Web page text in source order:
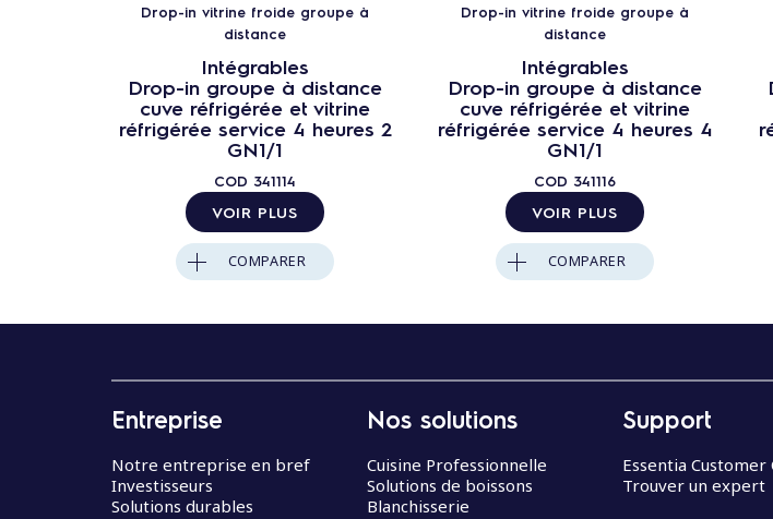
Drop-in vitrine froide groupe à
distance
Intégrables
Drop-in groupe à distance
cuve réfrigérée et vitrine
réfrigérée service 4 heures 2
GN1/1
COD 341114
VOIR PLUS
COMPARER
Drop-in vitrine froide groupe à
distance
Intégrables
Drop-in groupe à distance
cuve réfrigérée et vitrine
réfrigérée service 4 heures 4
GN1/1
COD 341116
VOIR PLUS
COMPARER
Entreprise
Notre entreprise en bref
Investisseurs
Solutions durables
Nos solutions
Cuisine Professionnelle
Solutions de boissons
Blanchisserie
Support
Essentia Customer
Trouver un expert